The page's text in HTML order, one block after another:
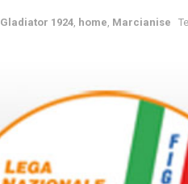
Gladiator 1924 home Marcianise